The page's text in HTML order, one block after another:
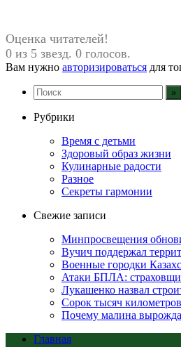
Оценка читателей!
0 из 5 звезд. 0 голосов.
Вам нужно авторизироваться для
Рубрики
Время с детьми
Здоровый образ жизни
Кулинарные радости
Разное
Секреты гармонии
Свежие записи
Минпросвещения
Вучич поддержал
Военные городки
Атаки БПЛА:
Лукашенко назвал
Сорок тысяч
Почему малина
Главная